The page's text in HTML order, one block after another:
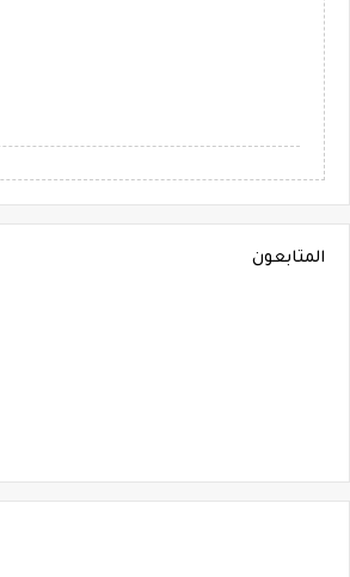
المتابعون